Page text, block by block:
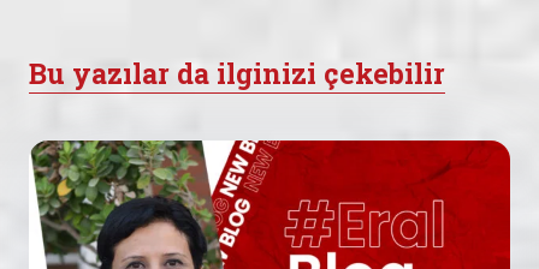
Bu yazılar da ilginizi çekebilir